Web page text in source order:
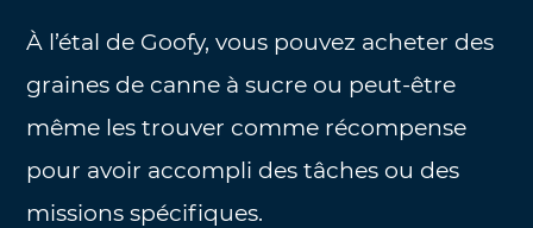
À l’étal de Goofy, vous pouvez acheter des
graines de canne à sucre ou peut-être
même les trouver comme récompense
pour avoir accompli des tâches ou des
missions spécifiques.